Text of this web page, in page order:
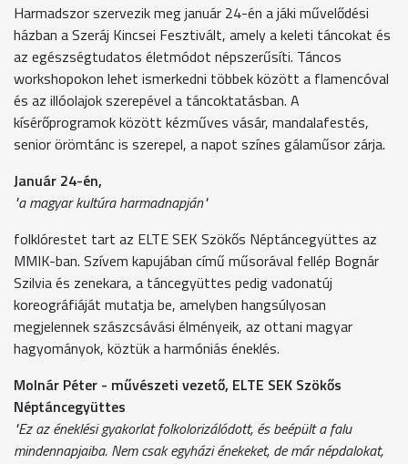
Harmadszor szervezik meg január 24-én a jáki művelődési
házban a Szeráj Kincsei Fesztivált, amely a keleti táncokat és
az egészségtudatos életmódot népszerűsíti. Táncos
workshopokon lehet ismerkedni többek között a flamencóval
és az illóolajok szerepével a táncoktatásban. A
kísérőprogramok között kézműves vásár, mandalafestés,
senior örömtánc is szerepel, a napot színes gálaműsor zárja.
Január 24-én,
"a magyar kultúra harmadnapján"
folklórestet tart az ELTE SEK Szökős Néptáncegyüttes az
MMIK-ban. Szívem kapujában című műsorával fellép Bognár
Szilvia és zenekara, a táncegyüttes pedig vadonatúj
koreográfiáját mutatja be, amelyben hangsúlyosan
megjelennek szászcsávási élményeik, az ottani magyar
hagyományok, köztük a harmóniás éneklés.
Molnár Péter - művészeti vezető, ELTE SEK Szökős
Néptáncegyüttes
"Ez az éneklési gyakorlat folkolorizálódott, és beépült a falu
mindennapjaiba. Nem csak egyházi énekeket, de már népdalokat,